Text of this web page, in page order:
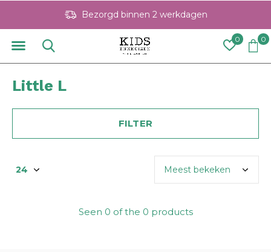
0 0
Bezorgd binnen 2 werkdagen
Little L
FILTER
Seen 0 of the 0 products